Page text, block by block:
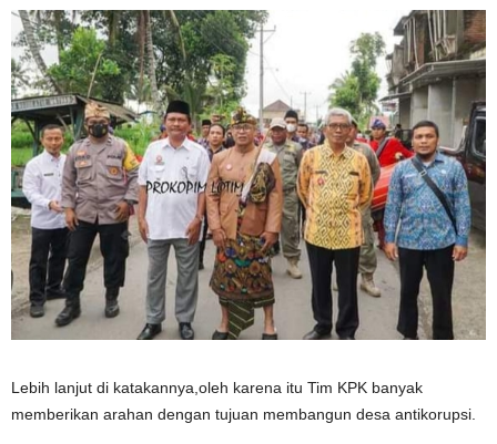
Lebih lanjut di katakannya,oleh karena itu Tim KPK banyak
memberikan arahan dengan tujuan membangun desa antikorupsi.